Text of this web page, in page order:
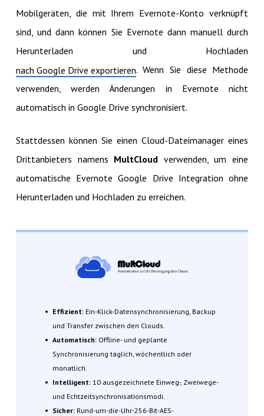
Mobilgeräten, die mit Ihrem Evernote-Konto verknüpft
sind, und dann können Sie Evernote dann manuell durch
Herunterladen und Hochladen
nach Google Drive exportieren. Wenn Sie diese Methode
verwenden, werden Änderungen in Evernote nicht
automatisch in Google Drive synchronisiert.
Stattdessen können Sie einen Cloud-Dateimanager eines
Drittanbieters namens MultCloud verwenden, um eine
automatische Evernote Google Drive Integration ohne
Herunterladen und Hochladen zu erreichen.
Effizient:Ein-Klick-Datensynchronisierung, Backup
und Transfer zwischen den Clouds.
Automatisch:Offline- und geplante
Synchronisierung täglich, wöchentlich oder
monatlich.
Intelligent:10 ausgezeichnete Einweg-, Zweiwege-
und Echtzeitsynchronisationsmodi.
Sicher:Rund-um-die-Uhr-256-Bit-AES-